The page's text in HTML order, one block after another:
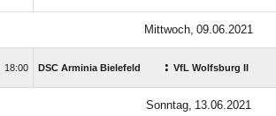
 
 DSC Arminia Bielefeld : VfL Wolfsburg II
 